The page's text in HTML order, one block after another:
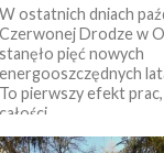
W ostatnich dniach
Czerwonej Drodze w
stanęło pięć nowych
energooszczędnych
To pierwszy efekt
całości...